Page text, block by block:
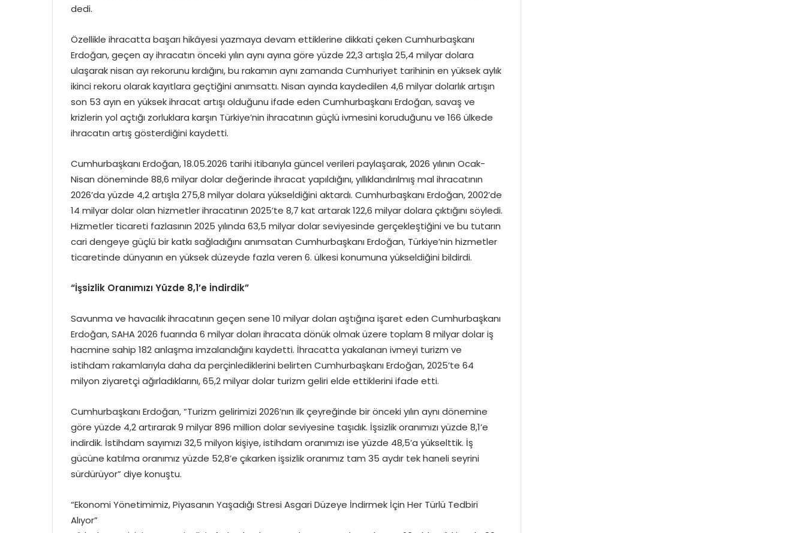
dedi.
Özellikle ihracatta başarı hikâyesi yazmaya devam ettiklerine dikkati çeken Cumhurbaşkanı
Erdoğan, geçen ay ihracatın önceki yılın aynı ayına göre yüzde 22,3 artışla 25,4 milyar dolara
ulaşarak nisan ayı rekorunu kırdığını, bu rakamın aynı zamanda Cumhuriyet tarihinin en yüksek aylık
ikinci rekoru olarak kayıtlara geçtiğini anımsattı. Nisan ayında kaydedilen 4,6 milyar dolarlık artışın
son 53 ayın en yüksek ihracat artışı olduğunu ifade eden Cumhurbaşkanı Erdoğan, savaş ve
krizlerin yol açtığı zorluklara karşın Türkiye’nin ihracatının güçlü ivmesini koruduğunu ve 166 ülkede
ihracatın artış gösterdiğini kaydetti.
Cumhurbaşkanı Erdoğan, 18.05.2026 tarihi itibarıyla güncel verileri paylaşarak, 2026 yılının Ocak-
Nisan döneminde 88,6 milyar dolar değerinde ihracat yapıldığını, yıllıklandırılmış mal ihracatının
2026’da yüzde 4,2 artışla 275,8 milyar dolara yükseldiğini aktardı. Cumhurbaşkanı Erdoğan, 2002’de
14 milyar dolar olan hizmetler ihracatının 2025’te 8,7 kat artarak 122,6 milyar dolara çıktığını söyledi.
Hizmetler ticareti fazlasının 2025 yılında 63,5 milyar dolar seviyesinde gerçekleştiğini ve bu tutarın
cari dengeye güçlü bir katkı sağladığını anımsatan Cumhurbaşkanı Erdoğan, Türkiye’nin hizmetler
ticaretinde dünyanın en yüksek düzeyde fazla veren 6. ülkesi konumuna yükseldiğini bildirdi.
“İşsizlik Oranımızı Yüzde 8,1’e İndirdik”
Savunma ve havacılık ihracatının geçen sene 10 milyar doları aştığına işaret eden Cumhurbaşkanı
Erdoğan, SAHA 2026 fuarında 6 milyar doları ihracata dönük olmak üzere toplam 8 milyar dolar iş
hacmine sahip 182 anlaşma imzalandığını kaydetti. İhracatta yakalanan ivmeyi turizm ve
istihdam rakamlarıyla daha da perçinlediklerini belirten Cumhurbaşkanı Erdoğan, 2025’te 64
milyon ziyaretçi ağırladıklarını, 65,2 milyar dolar turizm geliri elde ettiklerini ifade etti.
Cumhurbaşkanı Erdoğan, “Turizm gelirimizi 2026’nın ilk çeyreğinde bir önceki yılın aynı dönemine
göre yüzde 4,2 artırarak 9 milyar 896 million dolar seviyesine taşıdık. İşsizlik oranımızı yüzde 8,1’e
indirdik. İstihdam sayımızı 32,5 milyon kişiye, istihdam oranımızı ise yüzde 48,5’a yükselttik. İş
gücüne katılma oranımız yüzde 52,8’e çıkarken işsizlik oranımız tam 35 aydır tek haneli seyrini
sürdürüyor” diye konuştu.
“Ekonomi Yönetimimiz, Piyasanın Yaşadığı Stresi Asgari Düzeye İndirmek İçin Her Türlü Tedbiri
Alıyor”